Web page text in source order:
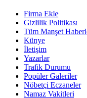
Firma Ekle
Gizlilik Politikası
Tüm Manşet
Künye
İletişim
Yazarlar
Trafik Durumu
Popüler Galeriler
Nöbetçi Eczaneler
Namaz Vakitleri